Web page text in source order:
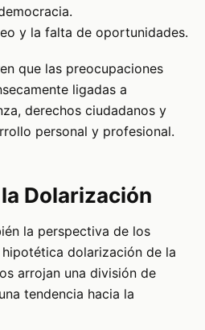
y la falta de oportunidades.
que las preocupaciones
ligadas a
derechos ciudadanos y
personal y profesional.
Dolarización
la perspectiva de los
dolarización de la
arrojan una división de
tendencia hacia la